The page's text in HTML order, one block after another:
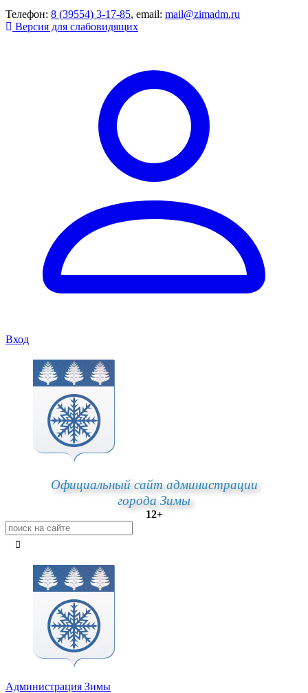
Телефон: 8 (39554) 3-17-85, email: mail@zimadm.ru
Версия для слабовидящих
Вход
Официальный сайт администрации
города Зимы
12+
Администрация Зимы